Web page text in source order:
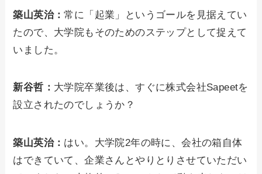
築山英治：常に「起業」というゴールを見据えてい
たので、大学院もそのためのステップとして捉えて
いました。
新谷哲： 大学院卒業後は、すぐに株式会社Sapeetを
設立されたのでしょうか？
築山英治： はい。大学院2年の時に、会社の箱自体
はできていて、企業さんとやりとりさせていただい